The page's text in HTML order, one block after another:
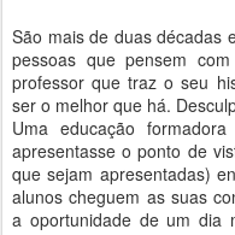
São mais de duas décadas
pessoas que pensem
professor que traz o seu
ser o melhor que há.
Uma educação
apresentasse o ponto de
que sejam apresentadas)
alunos cheguem as suas
a oportunidade de um dia